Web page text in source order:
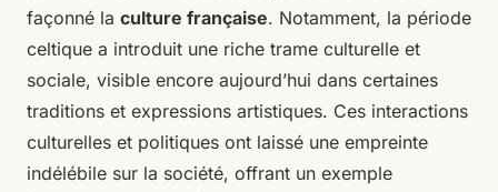
façonné la culture française. Notamment, la période
celtique a introduit une riche trame culturelle et
sociale, visible encore aujourd’hui dans certaines
traditions et expressions artistiques. Ces interactions
culturelles et politiques ont laissé une empreinte
indélébile sur la société, offrant un exemple